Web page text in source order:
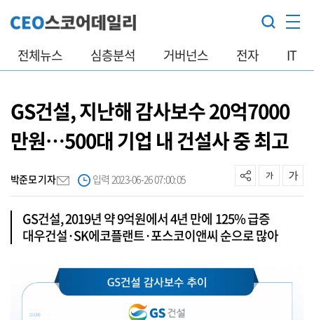
전체뉴스 심층분석 거버넌스 전자 IT
GS건설, 지난해 감사보수 20억7000
만원…500대 기업 내 건설사 중 최고
박준모 기자 입력 2023-06-26 07:00:05
GS건설, 2019년 약 9억원에서 4년 만에 125% 급증
대우건설·SK에코플랜트·포스코이앤씨 순으로 많아